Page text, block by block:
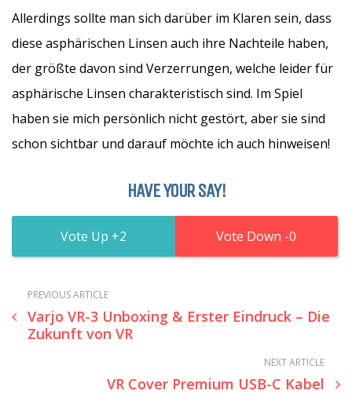
Allerdings sollte man sich darüber im Klaren sein, dass
diese asphärischen Linsen auch ihre Nachteile haben,
der größte davon sind Verzerrungen, welche leider für
asphärische Linsen charakteristisch sind. Im Spiel
haben sie mich persönlich nicht gestört, aber sie sind
schon sichtbar und darauf möchte ich auch hinweisen!
HAVE YOUR SAY!
2 0
PREVIOUS ARTICLE
Varjo VR-3 Unboxing & Erster Eindruck – Die
Zukunft von VR
NEXT ARTICLE
VR Cover Premium USB-C Kabel